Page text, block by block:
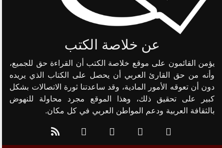
عن خلاصة الكتب
يؤمن القائمون على موقع خلاصة الكتب أن القراءة حق للجميع،
وأنه من حق القارئ العربي أن يحصل على الكتاب الذي يريده
دون أن تعوقه الأمور المادية، وقد ساعدتنا ثورة الاتصالات بشكل
كبير على تحقيق ذلك، وهذا الموقع مجرد محاولة للنهوض
بالثقافة العربية ودعم المواطن العربي في كل مكان.